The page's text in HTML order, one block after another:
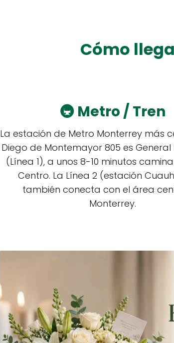
Cómo
🚇 Metro / Tren
La estación de Metro Monterrey más
Diego de Montemayor 805 es General
(Línea 1), a unos 8-10 minutos
Centro. La Línea 2 (estación
también conecta con el área
Monterrey.